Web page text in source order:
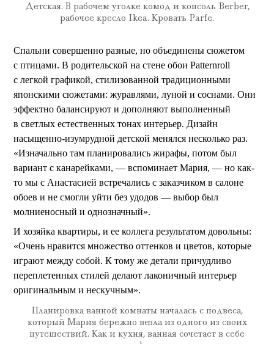
Детская. В рабочем уголке комод и консоль Berber,
рабочее кресло Ikea. Кровать Parfe.
Спальни совершенно разные, но объединены сюжетом
с птицами. В родительской на стене обои Patternroll
с легкой графикой, стилизованной традиционными
японскими сюжетами: журавлями, луной и соснами. Они
эффектно балансируют и дополняют выполненный
в светлых естественных тонах интерьер. Дизайн
насыщенно-изумрудной детской менялся несколько раз.
«Изначально там планировались жирафы, потом был
вариант с канарейками, — вспоминает Мария, — но как-
то мы с Анастасией встречались с заказчиком в салоне
обоев и не смогли уйти без удодов — выбор был
молниеносный и однозначный».
И хозяйка квартиры, и ее коллега результатом довольны:
«Очень нравится множество оттенков и цветов, которые
играют между собой. К тому же детали причудливо
переплетенных стилей делают лаконичный интерьер
оригинальным и нескучным».
Планировка ванной комнаты началась с подвеса,
который Мария бережно везла из одного из своих
путешествий. Как и кухня, ванная сочетает в себе